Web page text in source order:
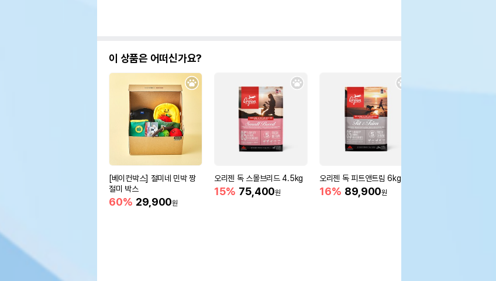
이 상품은 어떠신가요?
[베이컨박스] 절미네 민박 짱
절미 박스
60% 29,900원
오리젠 독 스몰브리드 4.5kg
15% 75,400원
오리젠 독 피트앤트림 6kg
16% 89,900원